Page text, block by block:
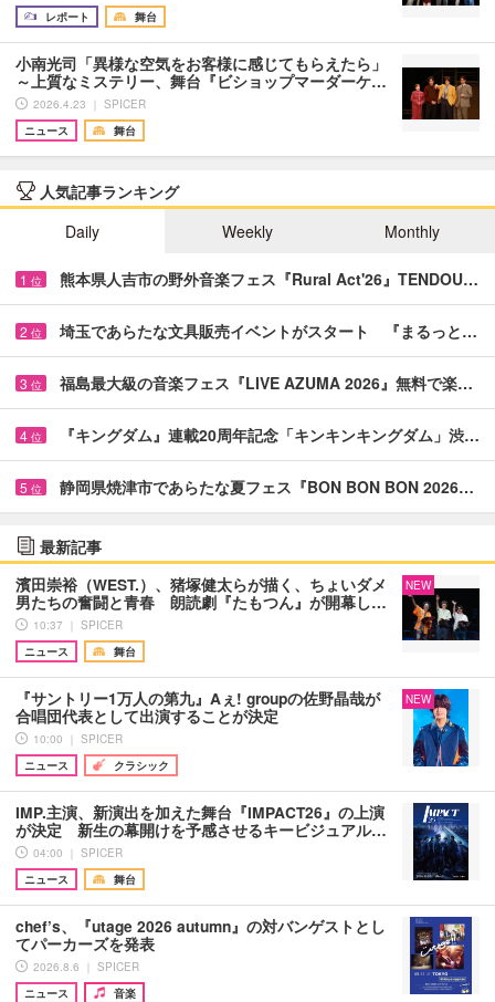
レポート
舞台
小南光司「異様な空気をお客様に感じてもらえたら」
～上質なミステリー、舞台『ビショップマーダーケ…
2026.4.23 ｜ SPICER
ニュース
舞台
人気記事ランキング
Daily
Weekly Monthly
1 位 熊本県人吉市の野外音楽フェス『Rural Act'26』TENDOU…
2 位 埼玉であらたな文具販売イベントがスタート 『まるっと…
3 位 福島最大級の音楽フェス『LIVE AZUMA 2026』無料で楽…
4 位 『キングダム』連載20周年記念「キンキンキングダム」渋…
5 位 静岡県焼津市であらたな夏フェス『BON BON BON 2026…
最新記事
濱田崇裕（WEST.）、猪塚健太らが描く、ちょいダメ
男たちの奮闘と青春 朗読劇『たもつん』が開幕し…
10:37 ｜ SPICER
ニュース
舞台
NEW
『サントリー1万人の第九』Aぇ! groupの佐野晶哉が
合唱団代表として出演することが決定
10:00 ｜ SPICER
ニュース
クラシック
NEW
IMP.主演、新演出を加えた舞台『IMPACT26』の上演
が決定 新生の幕開けを予感させるキービジュアル…
04:00 ｜ SPICER
ニュース
舞台
chef’s、『utage 2026 autumn』の対バンゲストとし
てパーカーズを発表
2026.8.6 ｜ SPICER
ニュース
音楽